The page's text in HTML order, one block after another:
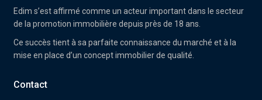
Edim s’est affirmé comme un acteur important dans le secteur
de la promotion immobilière depuis près de 18 ans.
Ce succès tient à sa parfaite connaissance du marché et à la
mise en place d’un concept immobilier de qualité.
Contact